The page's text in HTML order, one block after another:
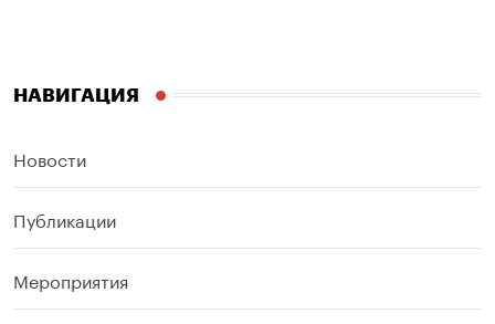
НАВИГАЦИЯ
Новости
Публикации
Мероприятия